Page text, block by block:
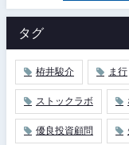
タグ
栫井駿介 ま行
ストックラボ
優良投資顧問